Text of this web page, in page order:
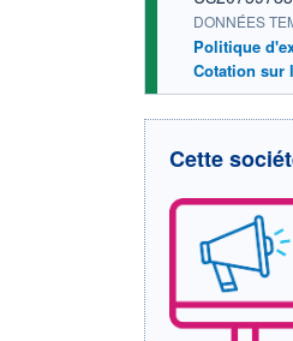
DONNÉES
Politique
Cotation sur
Cette